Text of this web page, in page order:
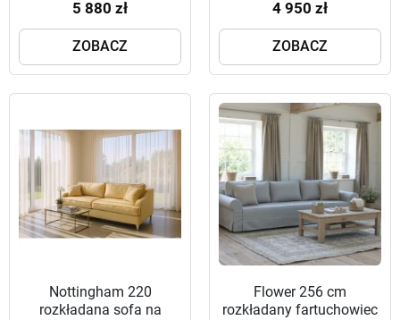
ściągany pokrowiec
5 880 zł
ZOBACZ
4 950 zł
ZOBACZ
Nottingham 220
rozkładana sofa na
Flower 256 cm
rozkładany fartuchowiec